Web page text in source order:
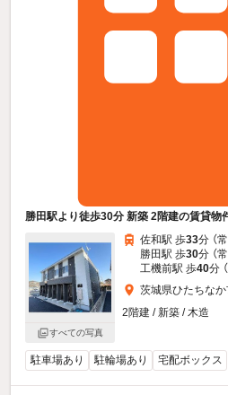
勝田駅より徒歩30分 新築 2階建の賃貸物
すべての写真
佐和駅 歩33分 （
勝田駅 歩30分 （
工機前駅 歩40分
茨城県ひたちなか
2階建 / 新築 / 木造
駐車場あり 駐輪場あり 宅配ボックス